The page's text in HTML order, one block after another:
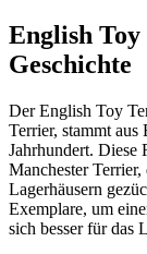
English
Geschichte
Der English Toy
Terrier, stammt
Jahrhundert. Diese
Manchester
Lagerhäusern
Exemplare, um
sich besser für das